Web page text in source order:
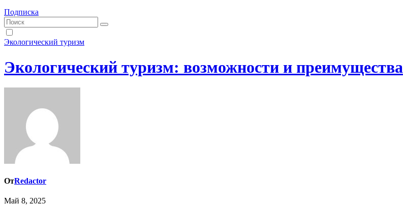
Подписка
Экологический туризм
Экологический туризм: возможности и преимущества
ОтRedactor
Май 8, 2025